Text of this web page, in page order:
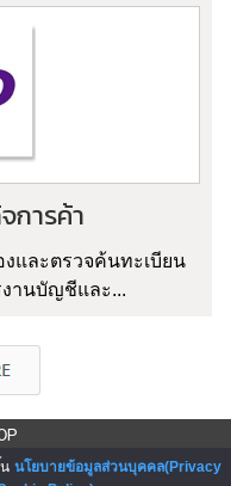
การค้า
และตรวจค้นทะเบียน
านบัญชีและ...
นโยบายข้อมูลส่วนบุคคล(Privacy